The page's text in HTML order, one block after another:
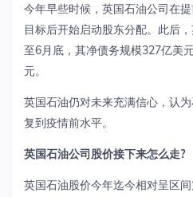
今年早些时候，英国石油公司在
目标后开始启动股东分配。此后
至6月底，其净债务规模327亿美
元。
英国石油仍对未来充满信心，认
复到疫情前水平。
英国石油公司股价接下来怎么走?
英国石油股价今年迄今相对呈区